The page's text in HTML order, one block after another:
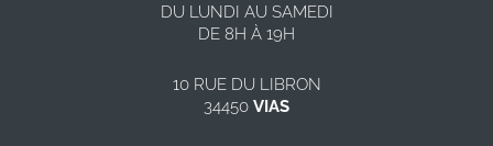
DU LUNDI AU SAMEDI
DE 8H À 19H
10 RUE DU LIBRON
34450 VIAS